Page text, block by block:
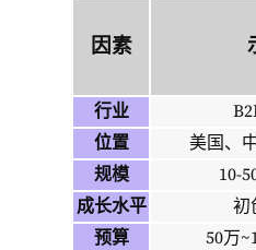
因素
行业
位置
美国、
规模
10-
成长水平
初
预算
50万